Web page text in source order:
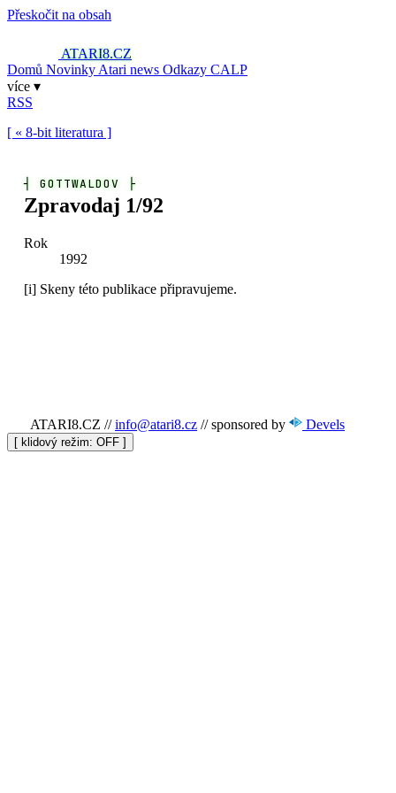
Přeskočit na obsah
ATARI8.CZ
Domů Novinky Atari news Odkazy CALP
více ▾
RSS
[ « 8-bit literatura ]
┤GOTTWALDOV ├
Zpravodaj 1/92
Rok
1992
[i] Skeny této publikace připravujeme.
ATARI8.CZ // info@atari8.cz // sponsored by Devels
[ klidový režim: ]